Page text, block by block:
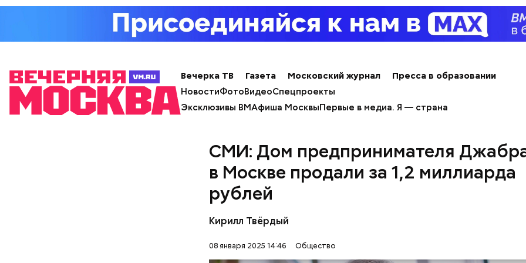
Вечерка ТВ Газета Московский журнал
Пресса в образовании
НовостиФотоВидеоСпецпроекты
Эксклюзивы ВМАфиша МосквыПервые в медиа. Я — страна
СМИ: Дом предпринимателя
в Москве продали за 1,2 миллиарда
рублей
Кирилл Твёрдый
08 января 2025 14:46 Общество
Спагетти из кабачков
с сахарным диабетом;
лишним весом.